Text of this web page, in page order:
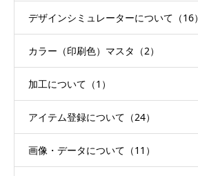
デザインシミュレーターについて（16）
カラー（印刷色）マスタ（2）
加工について（1）
アイテム登録について（24）
画像・データについて（11）